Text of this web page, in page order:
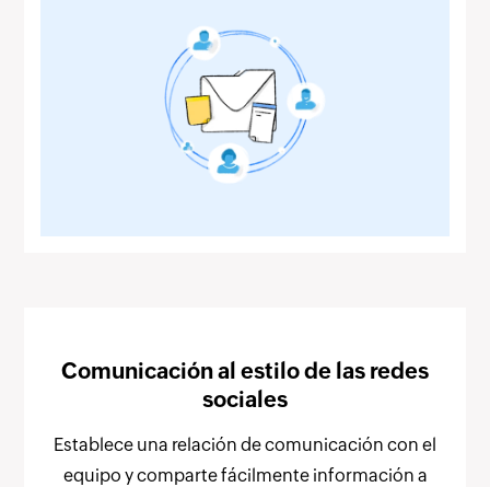
Comunicación al estilo de las redes
sociales
Establece una relación de comunicación con el
equipo y comparte fácilmente información a